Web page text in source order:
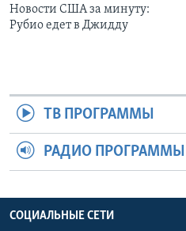
Новости США за минуту:
Рубио едет в Джидду
ТВ ПРОГРАММЫ
РАДИО ПРОГРАММЫ
СОЦИАЛЬНЫЕ СЕТИ